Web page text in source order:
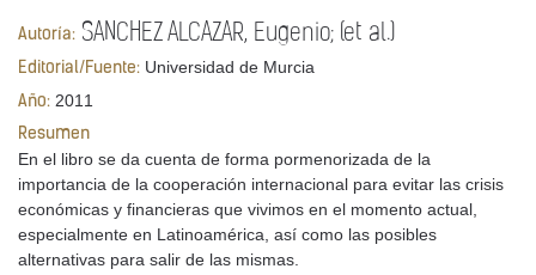
Autoría: SANCHEZ ALCAZAR, Eugenio; (et al.)
Editorial/Fuente: Universidad de Murcia
Año: 2011
Resumen
En el libro se da cuenta de forma pormenorizada de la
importancia de la cooperación internacional para evitar las crisis
económicas y financieras que vivimos en el momento actual,
especialmente en Latinoamérica, así como las posibles
alternativas para salir de las mismas.